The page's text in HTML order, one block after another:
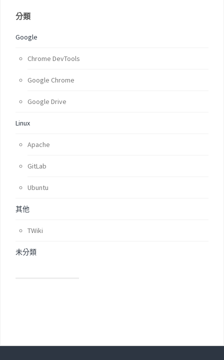
分類
Google
Chrome DevTools
Google Chrome
Google Drive
Linux
Apache
GitLab
Ubuntu
其他
TWiki
未分類